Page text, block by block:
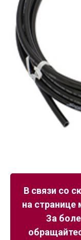
В связи со
на
За